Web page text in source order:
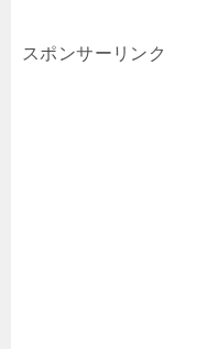
スポンサーリンク